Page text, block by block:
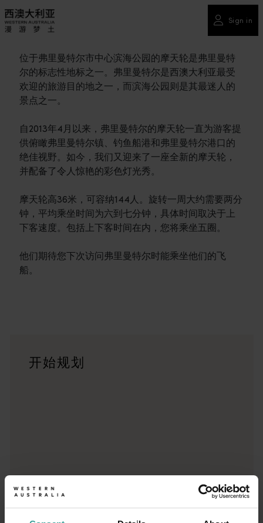
Sign in
位于弗里曼特尔市中心滨海公园的摩天轮是弗里曼特
尔的标志性地标之一。弗里曼特尔是西澳大利亚最受
欢迎的旅游目的地之一，而滨海公园则是其最迷人的
景点之一。
自2013年4月以来，弗里曼特尔的摩天轮一直为游客提
供俯瞰弗里曼特尔镇、钓鱼船港和弗里曼特尔港口的
绝佳视野。如今，我们又迎来了一座全新的摩天轮，
并配备了令人惊艳的彩色灯光秀。
摩天轮高36米，可容纳144人。旋转一周大约需要两分
钟，平均乘坐时间为六到七分钟，具体时间取决于上
下客速度。包括上下客时间在内，您将乘坐五圈。
他们期待您下次访问弗里曼特尔时能乘坐他们的飞
船。
<p>准备好探索了？请看看这些来自西澳大利亚州各地的冒险
开始规划